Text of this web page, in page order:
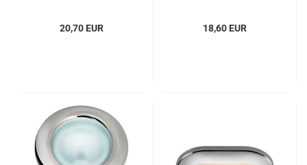
20,70 EUR
18,60 EUR